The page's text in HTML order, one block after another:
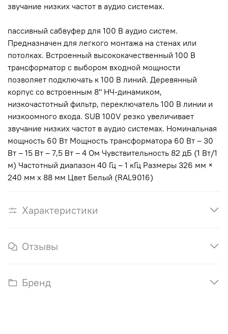
звучание низких частот в аудио системах.
пассивный сабвуфер для 100 В аудио систем.
Предназначен для легкого монтажа на стенах или
потолках. Встроенный высококачественный 100 В
трансформатор с выбором входной мощности
позволяет подключать к 100 В линий. Деревянный
корпус со встроенным 8" НЧ-динамиком,
низкочастотный фильтр, переключатель 100 В линии и
низкоомного входа. SUB 100V резко увеличивает
звучание низких частот в аудио системах. Номинальная
мощность 60 Вт Мощность трансформатора 60 Вт – 30
Вт – 15 Вт – 7,5 Вт – 4 Ом Чувствительность 82 дБ (1 Вт/1
м) Частотный диапазон 40 Гц – 1 кГц Размеры 326 мм ×
240 мм x 88 мм Цвет Белый (RAL9016)
Характеристики
Отзывы
Бренд